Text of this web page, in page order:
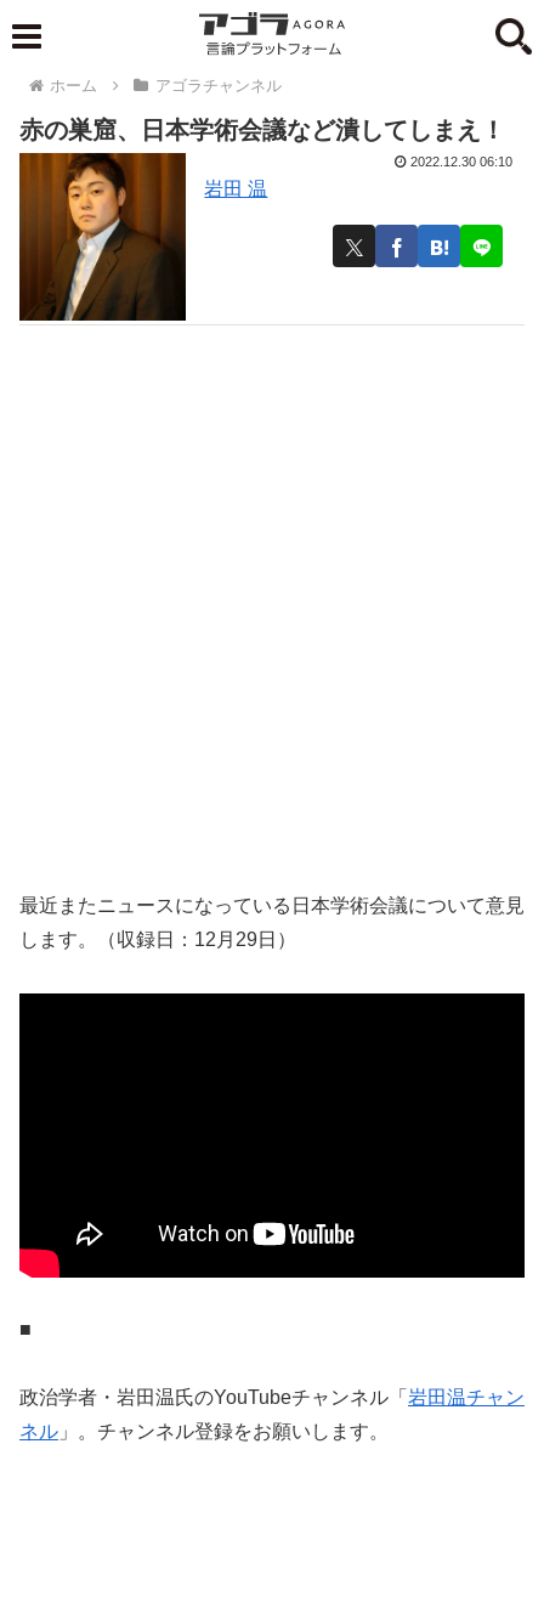
ホーム アゴラチャンネル
赤の巣窟、日本学術会議など潰してしまえ！
岩田 温
2022.12.30 06:10
最近またニュースになっている日本学術会議について意見
します。（収録日：12月29日）
■
政治学者・岩田温氏のYouTubeチャンネル「 岩田温チャン
ネル 」。チャンネル登録をお願いします。